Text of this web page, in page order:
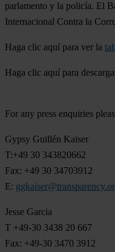
parlamento y la policía. El
Internacional Contra la
Haga clic aquí para ver la
Haga clic aquí para
For any press enquiries
Gypsy Guillén Kaiser
T:+49 30 343820662
Fax: +49 30 34703912
E:
Jesse Garcia
T +49-30 3438 20 667
Fax: +49-30 3470 3912